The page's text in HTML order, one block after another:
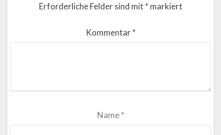
Erforderliche Felder sind mit * markiert
Kommentar*
Name*